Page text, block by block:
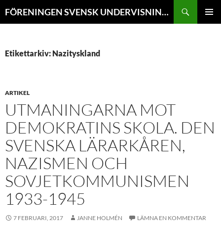
till
FÖRENINGEN SVENSK UNDERVISNINGSHISTORIA // TIDSKRIFTEN VÄGVAL i SKOLANS HISTORIA
Etikettarkiv: Nazityskland
ARTIKEL
UTMANINGARNA MOT
DEMOKRATINS SKOLA. DEN
SVENSKA LÄRARKÅREN,
NAZISMEN OCH
SOVJETKOMMUNISMEN
1933-1945
7 FEBRUARI, 2017 JANNE HOLMÉN LÄMNA EN KOMMENTAR